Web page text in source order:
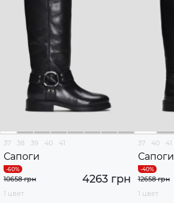
37 38 39 40 41
Сапоги
4263 грн
10658 грн
1 цвет
37 40 41
Сапоги
12658 грн
1 цвет